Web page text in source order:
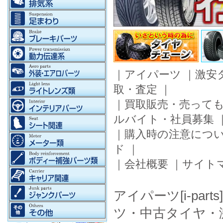
｜ アイパーツ ｜ 激安
取・査定 ｜
｜ 買取販売・売って
ルバイト・社員募集
｜ 購入時の注意につ
ド
｜
｜ 会社概要 ｜ サイト
アイパーツ[i-
ツ・中古タイヤ